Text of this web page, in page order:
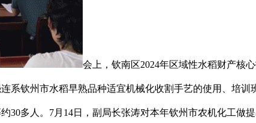
会上，钦南区2024年区域性水稻财产核
系钦州市水稻早熟品种适宜机械化收割手艺的使用、培
30多人。7月14日，副局长张涛对本年钦州市农机化工做